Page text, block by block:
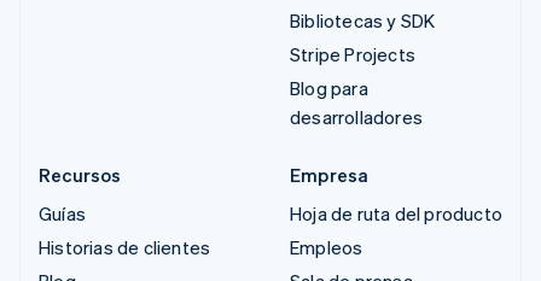
Bibliotecas y SDK
Stripe Projects
Blog para
desarrolladores
Recursos
Guías
Historias de clientes
Empresa
Hoja de ruta del producto
Empleos